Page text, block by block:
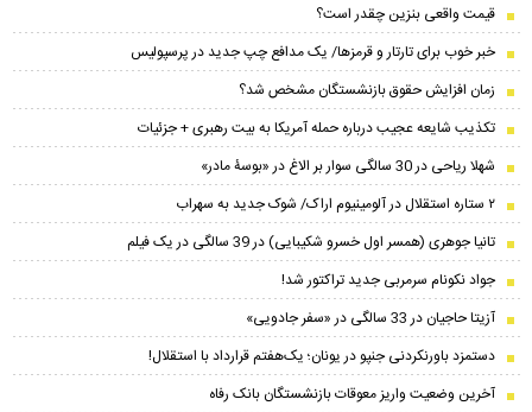
قیمت واقعی بنزین چقدر است؟
خبر خوب برای تارتار و قرمزها/ یک مدافع چپ جدید در پرسپولیس
زمان افزایش حقوق بازنشستگان مشخص شد؟
تکذیب شایعه عجیب درباره حمله آمریکا به بیت رهبری + جزئیات
شهلا ریاحی در 30 سالگی سوار بر الاغ در «بوسۀ مادر»
۲ ستاره استقلال در آلومینیوم اراک/ شوک جدید به سهراب
تانیا جوهری (همسر اول خسرو شکیبایی) در 39 سالگی در یک فیلم
جواد نکونام سرمربی جدید تراکتور شد!
آزیتا حاجیان در 33 سالگی در «سفر جادویی»
دستمزد باورنکردنی جنپو در یونان؛ یک‌هفتم قرارداد با استقلال!
آخرین وضعیت واریز معوقات بازنشستگان بانک رفاه